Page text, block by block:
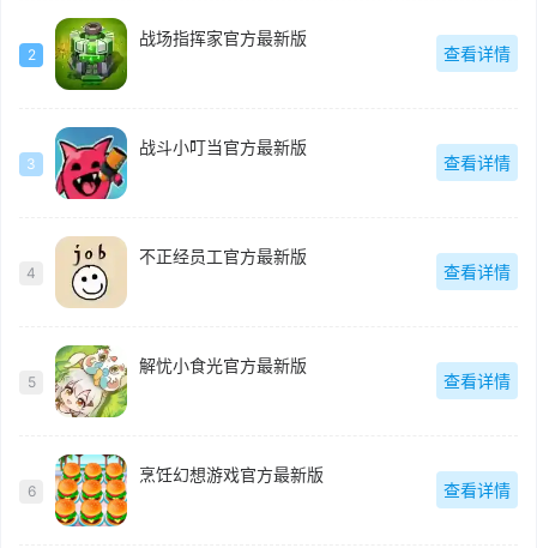
2
战场指挥家官方最新版
查看详情
3
战斗小叮当官方最新版
查看详情
4
不正经员工官方最新版
查看详情
5
解忧小食光官方最新版
查看详情
6
烹饪幻想游戏官方最新版
查看详情